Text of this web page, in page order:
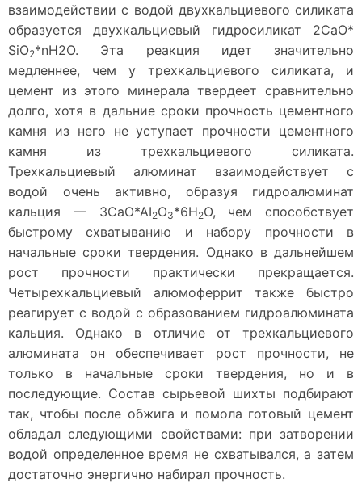
взаимодействии с водой двухкальциевого силиката
образуется двухкальциевый гидросиликат 2СаО*
SiO2*nН2О. Эта реакция идет значительно
медленнее, чем у трехкальциевого силиката, и
цемент из этого минерала твердеет сравнительно
долго, хотя в дальние сроки прочность цементного
камня из него не уступает прочности цементного
камня из трехкальциевого силиката.
Трехкальциевый алюминат взаимодействует с
водой очень активно, образуя гидроалюминат
кальция — 3СаО*АI2О3*6Н2О, чем способствует
быстрому схватыванию и набору прочности в
начальные сроки твердения. Однако в дальнейшем
рост прочности практически прекращается.
Четырехкальциевый алюмоферрит также быстро
реагирует с водой с образованием гидроалюмината
кальция. Однако в отличие от трехкальциевого
алюмината он обеспечивает рост прочности, не
только в начальные сроки твердения, но и в
последующие. Состав сырьевой шихты подбирают
так, чтобы после обжига и помола готовый цемент
обладал следующими свойствами: при затворении
водой определенное время не схватывался, а затем
достаточно энергично набирал прочность.